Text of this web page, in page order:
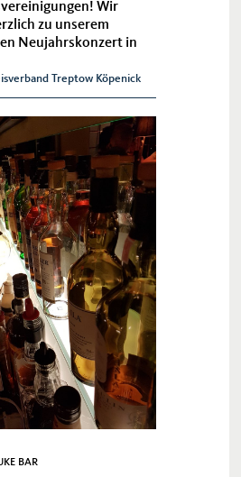
Wir
zu unserem
Neujahrskonzert in
Lassen Sie sich
den musikalischen
Treptow Köpenick
BAR